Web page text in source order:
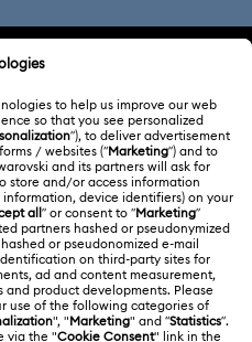
al cliente